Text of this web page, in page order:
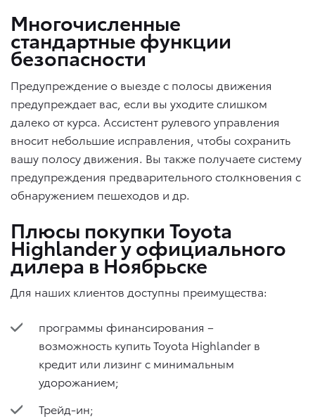
Многочисленные
стандартные функции
безопасности
Предупреждение о выезде с полосы движения
предупреждает вас, если вы уходите слишком
далеко от курса. Ассистент рулевого управления
вносит небольшие исправления, чтобы сохранить
вашу полосу движения. Вы также получаете систему
предупреждения предварительного столкновения с
обнаружением пешеходов и др.
Плюсы покупки Toyota
Highlander у официального
дилера в Ноябрьске
Для наших клиентов доступны преимущества:
программы финансирования –
возможность купить Toyota Highlander в
кредит или лизинг с минимальным
удорожанием;
Трейд-ин;